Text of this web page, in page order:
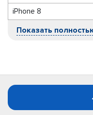
iPhone 8
Показать